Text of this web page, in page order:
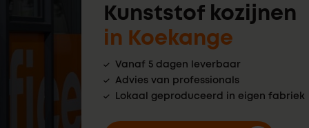
Kunststof kozijnen
in Koekange
Vanaf 5 dagen leverbaar
Advies van professionals
Lokaal geproduceerd in eigen fabriek